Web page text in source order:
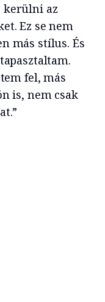
kerülni az
Ez se nem
más stílus. És
fel, más
is, nem csak